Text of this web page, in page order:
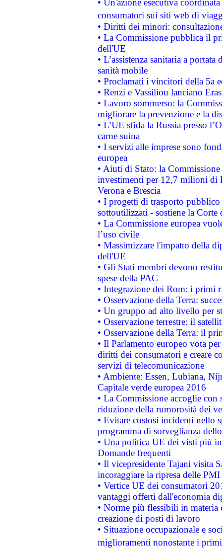
• Un'azione esecutiva
consumatori sui siti web di
• Diritti dei minori:
• La Commissione pubblica il
dell'UE
• L’assistenza sanitaria a
sanità mobile
• Proclamati i vincitori della 5a
• Renzi e Vassiliou lanciano
• Lavoro sommerso: la
migliorare la prevenzione e la
• L’UE sfida la Russia presso
carne suina
• I servizi alle imprese sono
europea
• Aiuti di Stato: la
investimenti per 12,7 milioni di
Verona e Brescia
• I progetti di trasporto
sottoutilizzati - sostiene la Corte
• La Commissione europea
l’uso civile
• Massimizzare l'impatto della
dell'UE
• Gli Stati membri devono
spese della PAC
• Integrazione dei Rom: i primi
• Osservazione della Terra:
• Un gruppo ad alto livello per
• Osservazione terrestre: il
• Osservazione della Terra: il
• Il Parlamento europeo vota
diritti dei consumatori e creare
servizi di telecomunicazione
• Ambiente: Essen, Lubiana,
Capitale verde europea 2016
• La Commissione accoglie
riduzione della rumorosità dei
• Evitare costosi incidenti nello
programma di sorveglianza
• Una politica UE dei visti più
Domande frequenti
• Il vicepresidente Tajani visita
incoraggiare la ripresa delle
• Vertice UE dei consumatori
vantaggi offerti dall'economia
• Norme più flessibili in materia
creazione di posti di lavoro
• Situazione occupazionale e
miglioramenti nonostante i